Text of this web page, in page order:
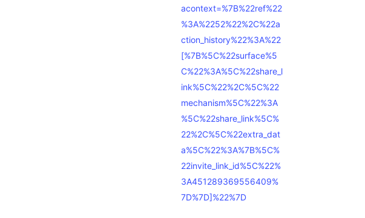
acontext=%7B%22ref%22
%3A%2252%22%2C%22a
ction_history%22%3A%22
[%7B%5C%22surface%5
C%22%3A%5C%22share_l
ink%5C%22%2C%5C%22
mechanism%5C%22%3A
%5C%22share_link%5C%
22%2C%5C%22extra_dat
a%5C%22%3A%7B%5C%
22invite_link_id%5C%22%
3A451289369556409%
7D%7D]%22%7D